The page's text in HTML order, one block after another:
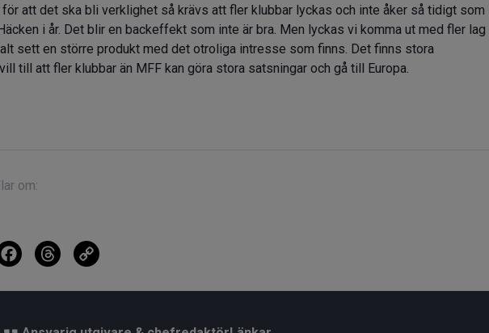
att det ska bli verklighet så krävs att fler klubbar lyckas och inte åker så tidigt som
i år. Det blir en backeffekt som inte är bra. Men lyckas vi komma ut med fler lag
sett en större produkt med det otroliga intresse som finns. Det finns stora
till att fler klubbar än MFF kan göra stora satsningar och gå till Europa.
om:
F
T